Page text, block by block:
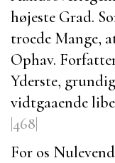
højeste Grad.
troede Mange,
Ophav.
Yderste,
vidtgaaende
|468|
For os